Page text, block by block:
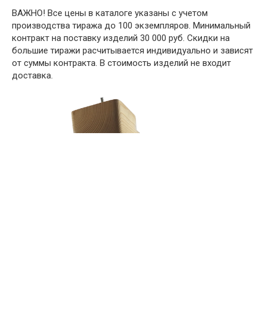
ВАЖНО! Все цены в каталоге указаны с учетом
производства тиража до 100 экземпляров. Минимальный
контракт на поставку изделий 30 000 руб. Скидки на
большие тиражи расчитывается индивидуально и зависят
от суммы контракта. В стоимость изделий не входит
доставка.